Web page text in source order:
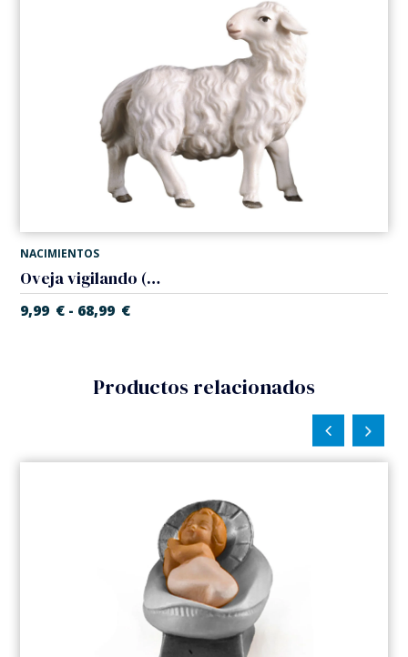
NACIMIENTOS
Oveja vigilando (Belen Casales)
9,99 € - 68,99 €
Productos relacionados